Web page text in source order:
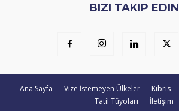
BIZI TAKIP EDIN
Ana Sayfa Vize İstemeyen Ülkeler Kıbrıs
Tatil Tüyoları
İletişim